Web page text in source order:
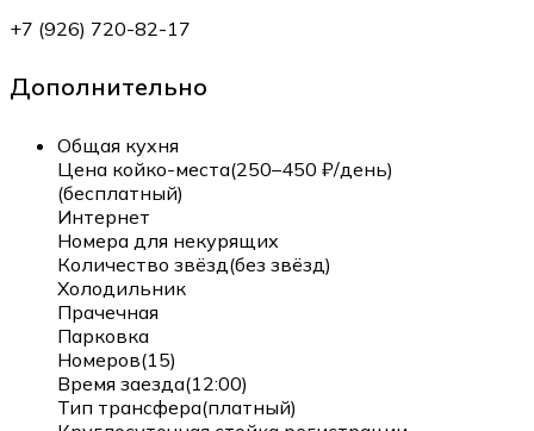
+7 (926) 720-82-17
Дополнительно
Общая кухня
Цена койко-места(250–450 ₽/день)
(бесплатный)
Интернет
Номера для некурящих
Количество звёзд(без звёзд)
Холодильник
Прачечная
Парковка
Номеров(15)
Время заезда(12:00)
Тип трансфера(платный)